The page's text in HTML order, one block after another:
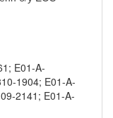
E01-A-
1904; E01-A-
2141; E01-A-